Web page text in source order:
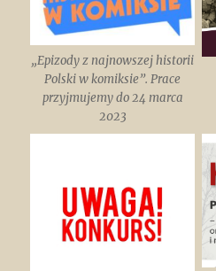
„Epizody z najnowszej historii
Polski w komiksie”. Prace
przyjmujemy do 24 marca
2023